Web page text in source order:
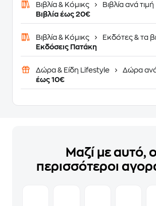
Βιβλία & Κόμικς
Βιβλία ανά τιμή
Βιβλία έως 20€
Βιβλία & Κόμικς
Εκδότες & τα
Εκδόσεις Πατάκη
Δώρα & Είδη Lifestyle
Δώρα ανά
έως 10€
Μαζί με αυτό,
περισσότεροι